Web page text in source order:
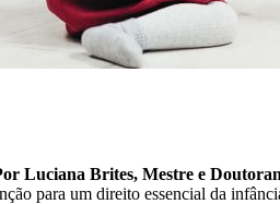
Luciana Brites, Mestre e
para um direito essencial da